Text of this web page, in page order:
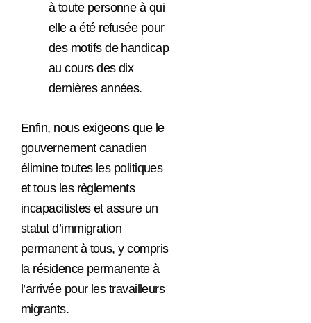
à toute personne à qui
elle a été refusée pour
des motifs de handicap
au cours des dix
dernières années.
Enfin, nous exigeons que le
gouvernement canadien
élimine toutes les politiques
et tous les règlements
incapacitistes et assure un
statut d’immigration
permanent à tous, y compris
la résidence permanente à
l’arrivée pour les travailleurs
migrants.